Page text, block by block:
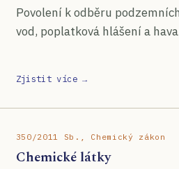
Povolení k odběru
vod, poplatková hlášení a
Zjistit více →
350/2011 Sb., Chemický zákon
Chemické látky